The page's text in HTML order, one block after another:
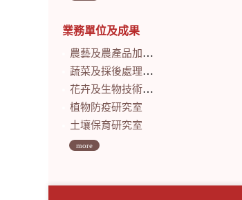
業務單位及成果
農藝及農產品加工研究室
蔬菜及採後處理研究室
花卉及生物技術研究室
植物防疫研究室
土壤保育研究室
more